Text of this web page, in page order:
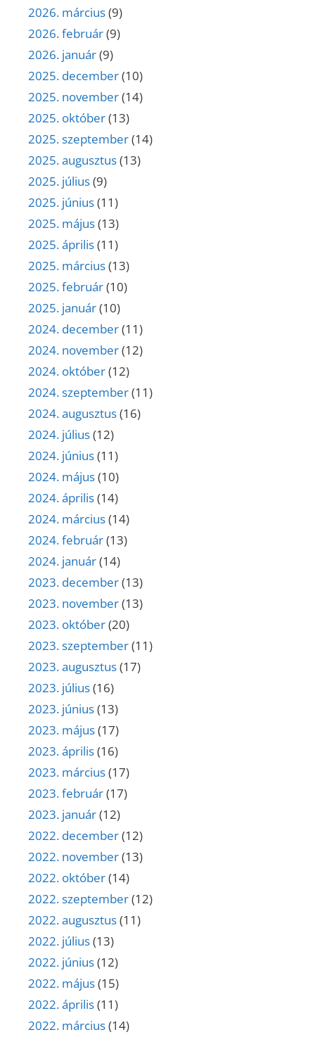
2026. március(9)
2026. február(9)
2026. január(9)
2025. december(10)
2025. november(14)
2025. október(13)
2025. szeptember(14)
2025. augusztus(13)
2025. július(9)
2025. június(11)
2025. május(13)
2025. április(11)
2025. március(13)
2025. február(10)
2025. január(10)
2024. december(11)
2024. november(12)
2024. október(12)
2024. szeptember(11)
2024. augusztus(16)
2024. július(12)
2024. június(11)
2024. május(10)
2024. április(14)
2024. március(14)
2024. február(13)
2024. január(14)
2023. december(13)
2023. november(13)
2023. október(20)
2023. szeptember(11)
2023. augusztus(17)
2023. július(16)
2023. június(13)
2023. május(17)
2023. április(16)
2023. március(17)
2023. február(17)
2023. január(12)
2022. december(12)
2022. november(13)
2022. október(14)
2022. szeptember(12)
2022. augusztus(11)
2022. július(13)
2022. június(12)
2022. május(15)
2022. április(11)
2022. március(14)